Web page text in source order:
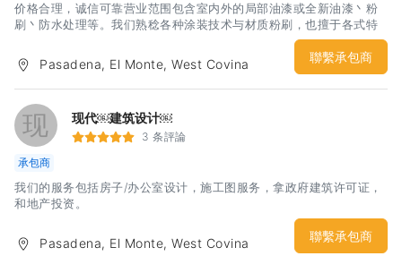
价格合理，诚信可靠营业范围包含室内外的局部油漆或全新油漆丶粉
刷丶防水处理等。我们熟稔各种涂装技术与材质粉刷，也擅于各式特
殊漆与壁癌处理，不论住家丶康斗丶办公大楼丶商业丶工业丶旅馆或
公寓，我们拥有专业施工人员为您服务。金叶油漆 还有高额的保险以
及专业的加州执照，确保工程的品质以及施工的保障， 我们能保证提
供完善的处理，给予您最大的安心与信任。专业负责，并免费为您估
价, 请欢迎与我们连系张 : (626) 666-5888
Pasadena, El Monte, West Covina 聯繫承包商
现 现代￼建筑设计￼
3 条評論
承包商
我们的服务包括房子/办公室设计，施工图服务，拿政府建筑许可证，
和地产投资。
Pasadena, El Monte, West Covina 聯繫承包商